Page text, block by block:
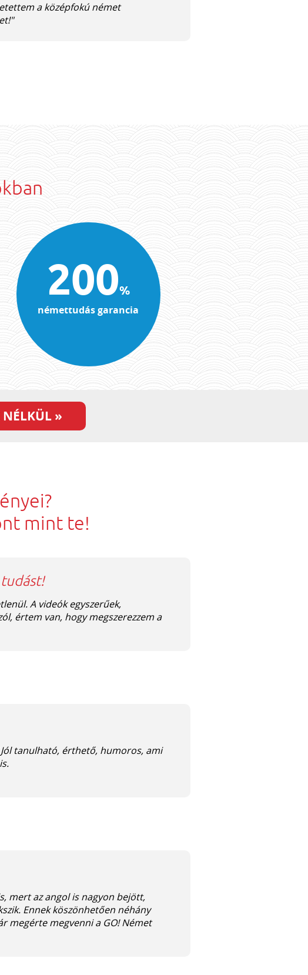
a középfokú német
200%
némettudás garancia
NÉLKÜL »
mint te!
A videók egyszerűek,
értem van, hogy megszerezzem a
tanulható, érthető, humoros, ami
mert az angol is nagyon bejött,
Ennek köszönhetően néhány
megérte megvenni a GO! Német